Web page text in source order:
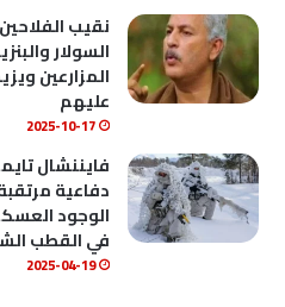
نقيب
السولار
المزارعين
عليهم
2025-10-17
فايننشال
دفاعية
الوجود
في القطب
2025-04-19